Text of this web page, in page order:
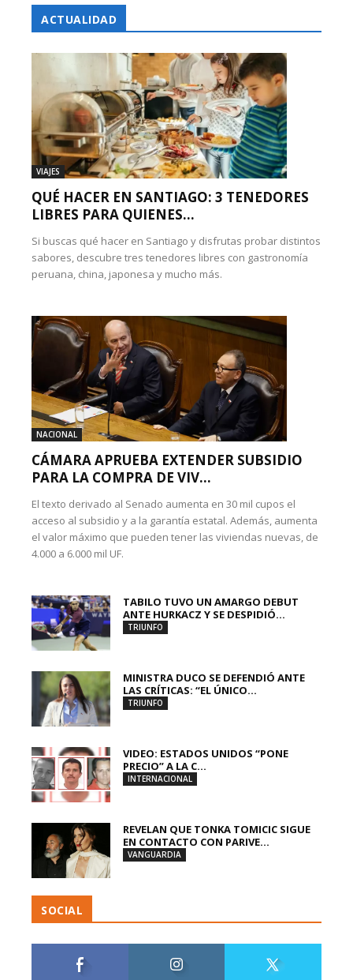
ACTUALIDAD
VIAJES
QUÉ HACER EN SANTIAGO: 3 TENEDORES
LIBRES PARA QUIENES...
Si buscas qué hacer en Santiago y disfrutas probar distintos
sabores, descubre tres tenedores libres con gastronomía
peruana, china, japonesa y mucho más.
NACIONAL
CÁMARA APRUEBA EXTENDER SUBSIDIO
PARA LA COMPRA DE VIV...
El texto derivado al Senado aumenta en 30 mil cupos el
acceso al subsidio y a la garantía estatal. Además, aumenta
el valor máximo que pueden tener las viviendas nuevas, de
4.000 a 6.000 mil UF.
TABILO TUVO UN AMARGO DEBUT
ANTE HURKACZ Y SE DESPIDIÓ...
TRIUNFO
MINISTRA DUCO SE DEFENDIÓ ANTE
LAS CRÍTICAS: “EL ÚNICO...
TRIUNFO
VIDEO: ESTADOS UNIDOS “PONE
PRECIO” A LA C...
INTERNACIONAL
REVELAN QUE TONKA TOMICIC SIGUE
EN CONTACTO CON PARIVE...
VANGUARDIA
SOCIAL